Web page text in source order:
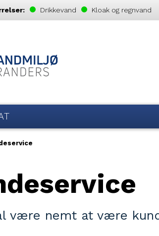
Drikkevand Kloak og regnvand
være nemt at være